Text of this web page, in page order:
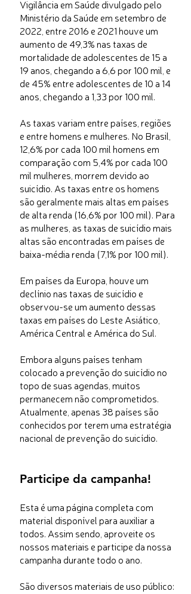
Vigilância em Saúde divulgado pelo
Ministério da Saúde em setembro de
2022, entre 2016 e 2021 houve um
aumento de 49,3% nas taxas de
mortalidade de adolescentes de 15 a
19 anos, chegando a 6,6 por 100 mil, e
de 45% entre adolescentes de 10 a 14
anos, chegando a 1,33 por 100 mil.
As taxas variam entre países, regiões
e entre homens e mulheres. No Brasil,
12,6% por cada 100 mil homens em
comparação com 5,4% por cada 100
mil mulheres, morrem devido ao
suicídio. As taxas entre os homens
são geralmente mais altas em países
de alta renda (16,6% por 100 mil). Para
as mulheres, as taxas de suicídio mais
altas são encontradas em países de
baixa-média renda (7,1% por 100 mil).
Em países da Europa, houve um
declínio nas taxas de suicídio e
observou-se um aumento dessas
taxas em países do Leste Asiático,
América Central e América do Sul.
Embora alguns países tenham
colocado a prevenção do suicídio no
topo de suas agendas, muitos
permanecem não comprometidos.
Atualmente, apenas 38 países são
conhecidos por terem uma estratégia
nacional de prevenção do suicídio.
Participe da campanha!
Esta é uma página completa com
material disponível para auxiliar a
todos. Assim sendo, aproveite os
nossos materiais e participe da nossa
campanha durante todo o ano.
São diversos materiais de uso público: